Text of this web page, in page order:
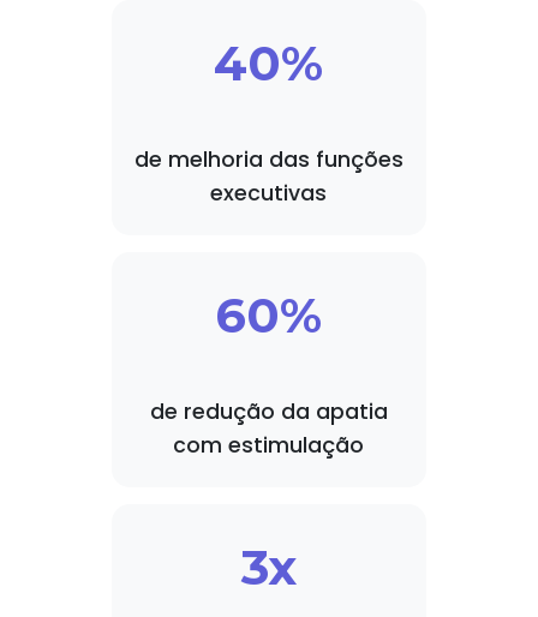
40%
de melhoria das funções
executivas
60%
de redução da apatia
com estimulação
3x